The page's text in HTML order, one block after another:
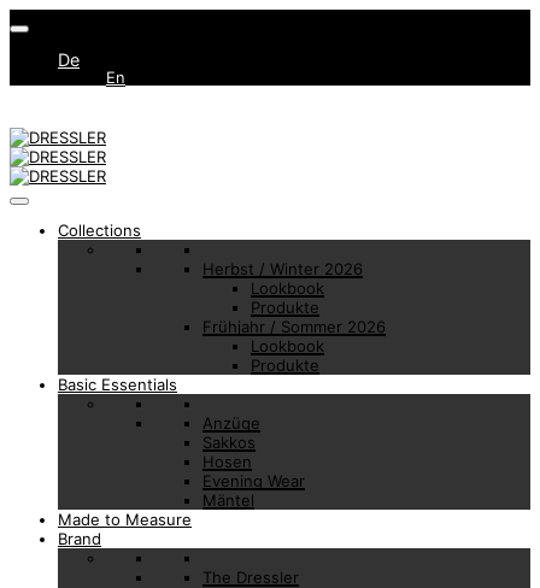
De
En
Collections
Herbst / Winter 2026
Lookbook
Produkte
Frühjahr / Sommer 2026
Lookbook
Produkte
Basic Essentials
Anzüge
Sakkos
Hosen
Evening Wear
Mäntel
Made to Measure
Brand
The Dressler